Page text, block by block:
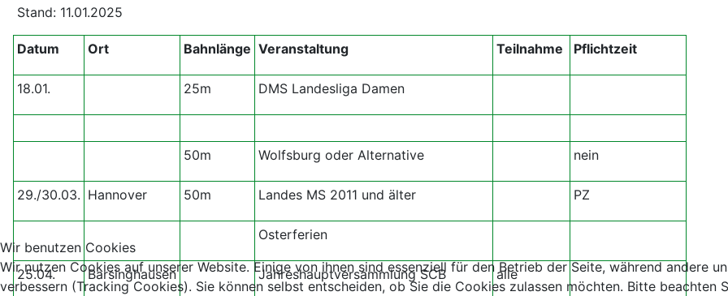
Stand: 11.01.2025
Datum Ort Bahnlänge Veranstaltung Teilnahme Pflichtzeit
18.01. 25m DMS Landesliga Damen
50m Wolfsburg oder Alternative nein
29./30.03. Hannover 50m Landes MS 2011 und älter PZ
Osterferien
25.04. Barsinghausen Jahreshauptversammlung SCB alle
Wir benutzen Cookies
Wir nutzen Cookies auf unserer Website. Einige von ihnen sind essenziell für den Betrieb der Seite, während andere
verbessern (Tracking Cookies). Sie können selbst entscheiden, ob Sie die Cookies zulassen möchten. Bitte